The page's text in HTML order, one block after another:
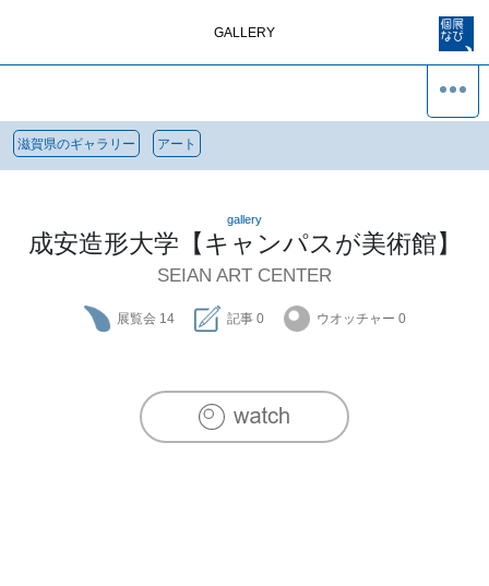
GALLERY
滋賀県のギャラリー アート
gallery
成安造形大学【キャンパスが美術館】
SEIAN ART CENTER
展覧会 14 記事 0 ウオッチャー 0